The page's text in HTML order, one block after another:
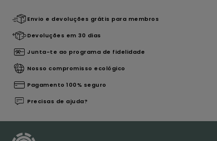
Envio e devoluções grátis para membros
Devoluções em 30 dias
Junta-te ao programa de fidelidade
Nosso compromisso ecológico
Pagamento 100% seguro
Precisas de ajuda?